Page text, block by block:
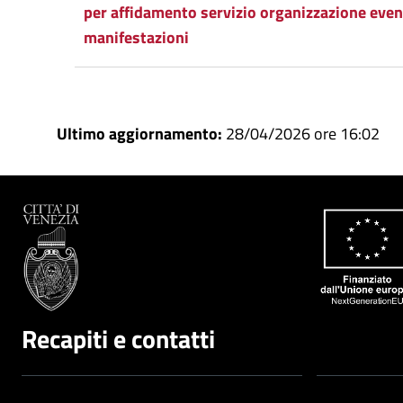
per affidamento servizio organizzazione
manifestazioni
Ultimo aggiornamento: 28/04/2026 ore 16:02
Recapiti e contatti